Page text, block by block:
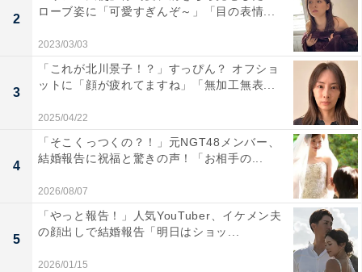
2
ローブ姿に「可愛すぎんぞ～」「目の表情...
2023/03/03
3
「これが北川景子！？」すっぴん？ オフショ
ットに「顔が疲れてますね」「無加工無表...
2025/04/22
4
「そこくっつくの？！」元NGT48メンバー、
結婚報告に祝福と驚きの声！「お相手の...
2026/08/07
5
「やっと報告！」人気YouTuber、イケメン夫
の顔出しで結婚報告「明日はショッ...
2026/01/15